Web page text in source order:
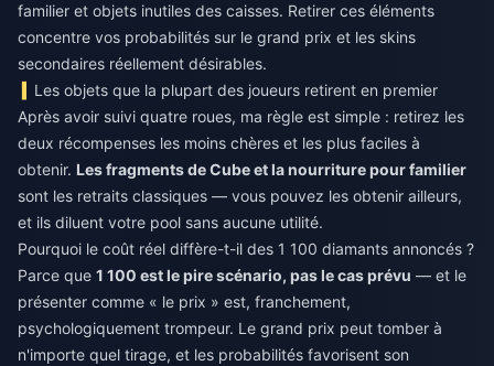
familier et objets inutiles des caisses. Retirer ces éléments
concentre vos probabilités sur le grand prix et les skins
secondaires réellement désirables.
Les objets que la plupart des joueurs retirent en premier
Après avoir suivi quatre roues, ma règle est simple : retirez les
deux récompenses les moins chères et les plus faciles à
obtenir. Les fragments de Cube et la nourriture pour familier
sont les retraits classiques — vous pouvez les obtenir ailleurs,
et ils diluent votre pool sans aucune utilité.
Pourquoi le coût réel diffère-t-il des 1 100 diamants annoncés ?
Parce que 1 100 est le pire scénario, pas le cas prévu — et le
présenter comme « le prix » est, franchement,
psychologiquement trompeur. Le grand prix peut tomber à
n'importe quel tirage, et les probabilités favorisent son